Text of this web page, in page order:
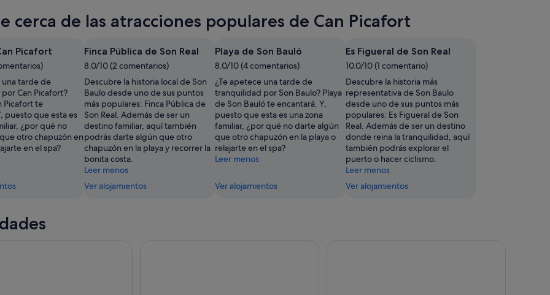
cerca de las atracciones populares de Can Picafort
Picafort
una tarde de
Can Picafort?
Picafort te
puesto que esta es
¿por qué no
otro chapuzón en
en el spa?
Finca Pública de Son Real
8.0/10 (2 comentarios)
Descubre la historia local de Son
Baulo desde uno de sus puntos
más populares: Finca Pública de
Son Real. Además de ser un
destino familiar, aquí también
podrás darte algún que otro
chapuzón en la playa y recorrer la
bonita costa.
Leer menos
Ver alojamientos
Playa de Son Bauló
8.0/10 (4 comentarios)
¿Te apetece una tarde de
tranquilidad por Son Baulo? Playa
de Son Bauló te encantará. Y,
puesto que esta es una zona
familiar, ¿por qué no darte algún
que otro chapuzón en la playa o
relajarte en el spa?
Leer menos
Ver alojamientos
Es Figueral de Son Real
10.0/10 (1 comentario)
Descubre la historia más
representativa de Son Baulo
desde uno de sus puntos más
populares: Es Figueral de Son
Real. Además de ser un destino
donde reina la tranquilidad, aquí
también podrás explorar el
puerto o hacer ciclismo.
Leer menos
Ver alojamientos